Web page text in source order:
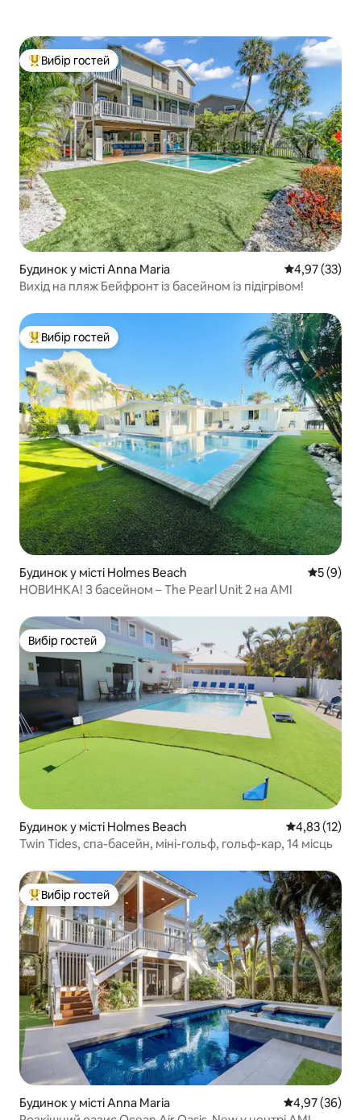
Топ вибір гостей
Вибір гостей
Будинок у місті Anna Maria Середня
4,97 (33)
Вихід на пляж Бейфронт із басейном із підігрівом!
Топ вибір гостей
Вибір гостей
Будинок у місті Holmes Beach Середня
5 (9)
НОВИНКА! З басейном – The Pearl Unit 2 на AMI
Вибір гостей
Вибір гостей
Будинок у місті Holmes Beach Середня
4,83 (12)
Twin Tides, спа-басейн, міні-гольф, гольф-кар, 14 місць
Топ вибір гостей
Вибір гостей
Будинок у місті Anna Maria Середня
4,97 (36)